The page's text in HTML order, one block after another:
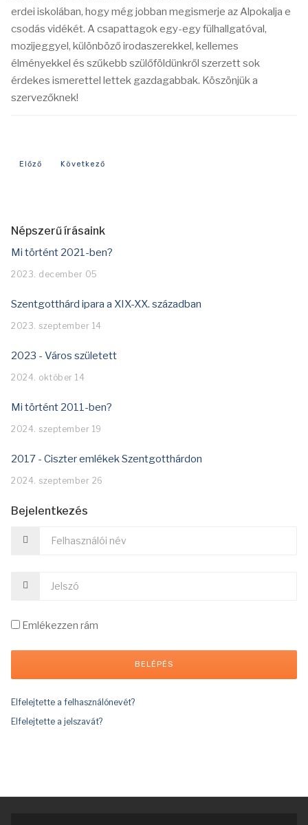
erdei iskolában, hogy még jobban megismerje az Alpokalja e
csodás vidékét. A csapattagok egy-egy fülhallgatóval,
mozijeggyel, különböző irodaszerekkel, kellemes
élményekkel és szűkebb szülőföldünkről szerzett sok
érdekes ismerettel lettek gazdagabbak. Köszönjük a
szervezőknek!
Előző cikk: Mi történt 2018-ban?
Előző Következő cikk: Mi történt 2016-ban?
Következő
Népszerű írásaink
Mi történt 2021-ben?
2023. december 05
Szentgotthárd ipara a XIX-XX. században
2023. szeptember 14
2023 - Város született
2024. október 14
Mi történt 2011-ben?
2024. szeptember 19
2017 - Ciszter emlékek Szentgotthárdon
2024. szeptember 26
Bejelentkezés
Emlékezzen rám
Elfelejtette a felhasználónevét?
Elfelejtette a jelszavát?